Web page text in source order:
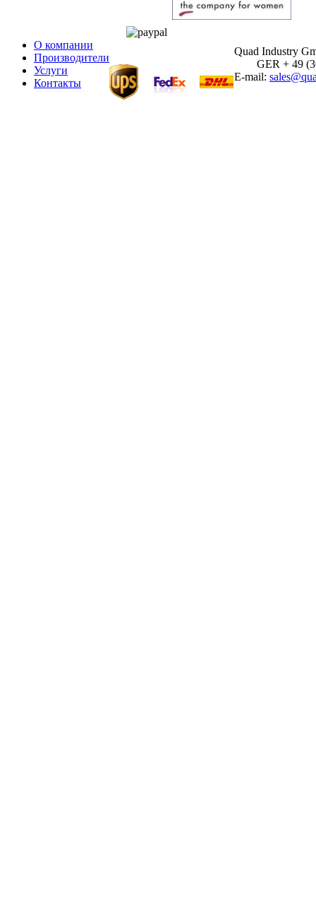
О компании
Производители
Услуги
Контакты
Quad Industry
GER + 49
E-mail: